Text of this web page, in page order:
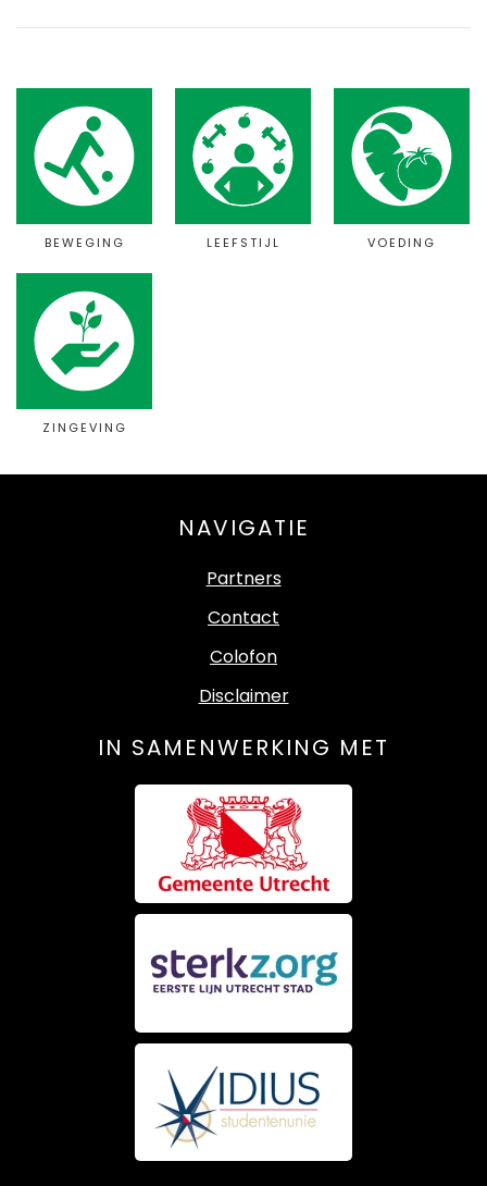
BEWEGING LEEFSTIJL VOEDING
ZINGEVING
NAVIGATIE
Partners
Contact
Colofon
Disclaimer
IN SAMENWERKING MET